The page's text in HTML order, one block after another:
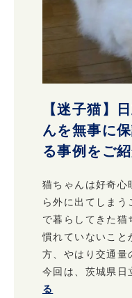
【迷子猫】
んを無事に
る事例をご
猫ちゃんは好奇心
ら外に出てしま
で暮らしてきた猫
慣れていないこと
方、やはり交通量
今回は、茨城県
る